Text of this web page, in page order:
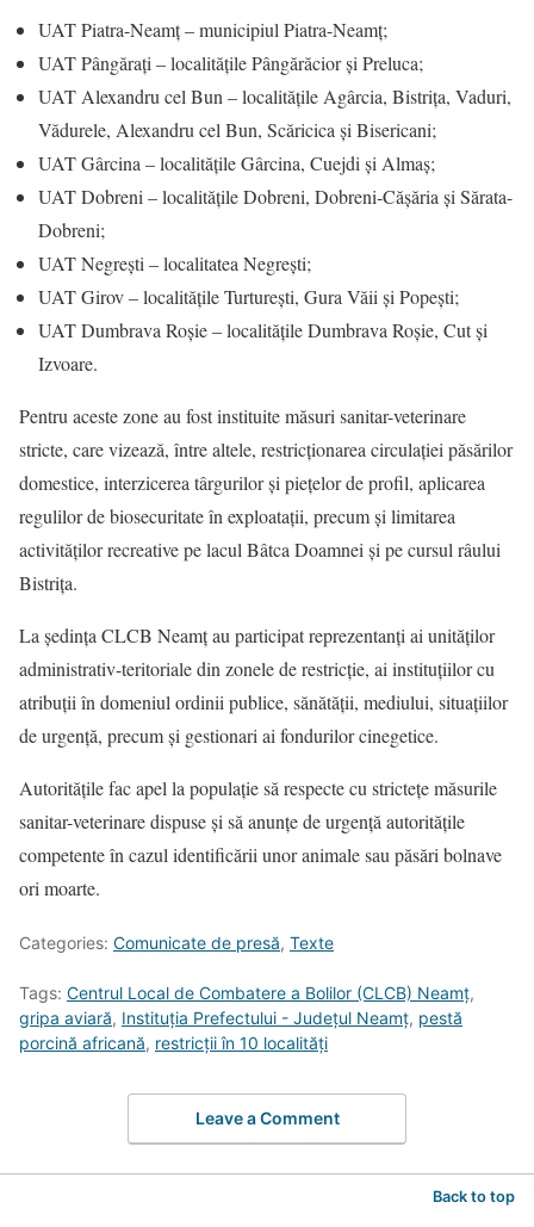
UAT Piatra-Neamț – municipiul Piatra-Neamț;
UAT Pângărați – localitățile Pângărăcior și Preluca;
UAT Alexandru cel Bun – localitățile Agârcia, Bistrița, Vaduri,
Vădurele, Alexandru cel Bun, Scăricica și Bisericani;
UAT Gârcina – localitățile Gârcina, Cuejdi și Almaș;
UAT Dobreni – localitățile Dobreni, Dobreni-Cășăria și Sărata-
Dobreni;
UAT Negrești – localitatea Negrești;
UAT Girov – localitățile Turturești, Gura Văii și Popești;
UAT Dumbrava Roșie – localitățile Dumbrava Roșie, Cut și
Izvoare.
Pentru aceste zone au fost instituite măsuri sanitar-veterinare
stricte, care vizează, între altele, restricționarea circulației păsărilor
domestice, interzicerea târgurilor și piețelor de profil, aplicarea
regulilor de biosecuritate în exploatații, precum și limitarea
activităților recreative pe lacul Bâtca Doamnei și pe cursul râului
Bistrița.
La ședința CLCB Neamț au participat reprezentanți ai unităților
administrativ-teritoriale din zonele de restricție, ai instituțiilor cu
atribuții în domeniul ordinii publice, sănătății, mediului, situațiilor
de urgență, precum și gestionari ai fondurilor cinegetice.
Autoritățile fac apel la populație să respecte cu strictețe măsurile
sanitar-veterinare dispuse și să anunțe de urgență autoritățile
competente în cazul identificării unor animale sau păsări bolnave
ori moarte.
Categories: Comunicate de presă, Texte
Tags: Centrul Local de Combatere a Bolilor (CLCB) Neamț,
gripa aviară, Instituția Prefectului - Județul Neamț, pestă
porcină africană, restricții în 10 localități
Leave a Comment
Back to top